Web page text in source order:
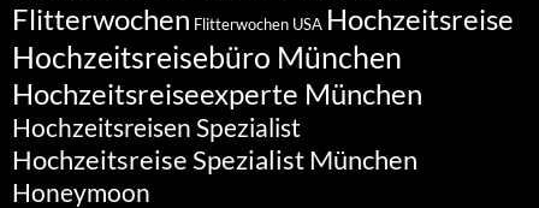
Flitterwochen Flitterwochen USA Hochzeitsreise
Hochzeitsreisebüro München
Hochzeitsreiseexperte München
Hochzeitsreisen Spezialist
Hochzeitsreise Spezialist München
Honeymoon